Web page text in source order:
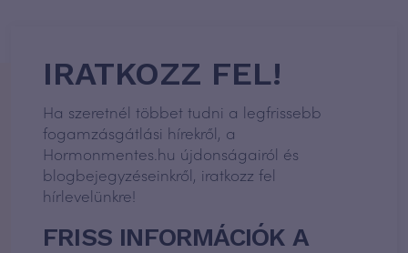
IRATKOZZ FEL!
Ha szeretnél többet tudni a legfrissebb
fogamzásgátlási hírekről, a
Hormonmentes.hu újdonságairól és
blogbejegyzéseinkről, iratkozz fel
hírlevelünkre!
FRISS INFORMÁCIÓK A